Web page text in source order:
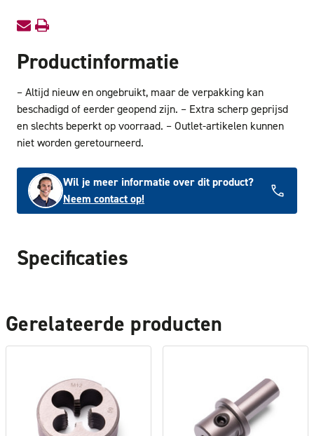
Productinformatie
– Altijd nieuw en ongebruikt, maar de verpakking kan
beschadigd of eerder geopend zijn. – Extra scherp geprijsd
en slechts beperkt op voorraad. – Outlet-artikelen kunnen
niet worden geretourneerd.
Wil je meer informatie over dit product?
Neem contact op!
Specificaties
Gerelateerde producten